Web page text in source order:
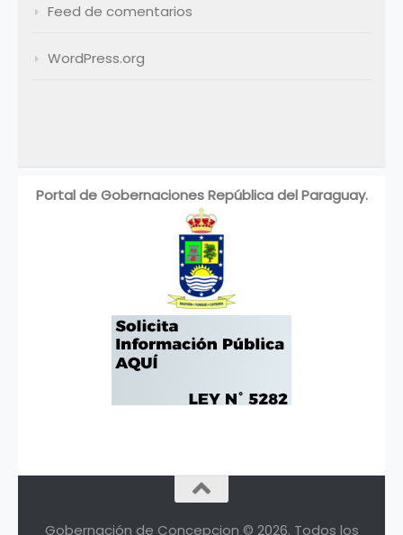
Feed de comentarios
WordPress.org
Portal de Gobernaciones República del Paraguay.
Gobernación de Concepcion © 2026. Todos los